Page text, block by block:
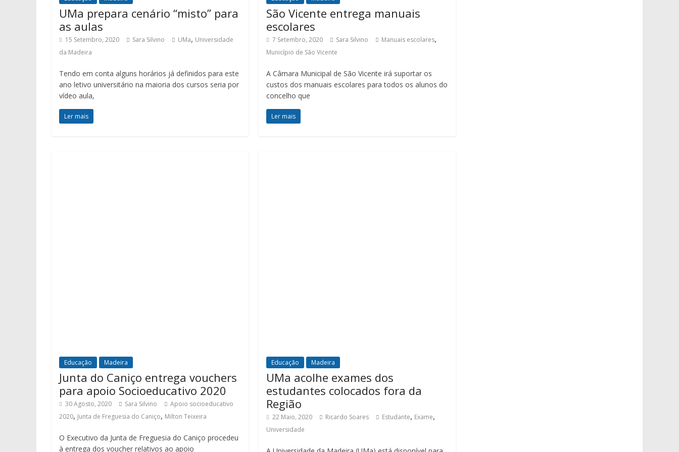
UMa prepara cenário “misto” para
as aulas
15 Setembro, 2020 Sara Silvino UMa, Universidade
da Madeira
Tendo em conta alguns horários já definidos para este
ano letivo universitário na maioria dos cursos seria por
vídeo aula,
Ler mais
São Vicente entrega manuais
escolares
7 Setembro, 2020 Sara Silvino Manuais escolares,
Município de São Vicente
A Câmara Municipal de São Vicente irá suportar os
custos dos manuais escolares para todos os alunos do
concelho que
Ler mais
Educação Madeira
Junta do Caniço entrega vouchers
para apoio Socioeducativo 2020
30 Agosto, 2020 Sara Silvino
Apoio socioeducativo
2020, Junta de Freguesia do Caniço, Milton Teixeira
O Executivo da Junta de Freguesia do Caniço procedeu
à entrega dos voucher relativos ao apoio
Educação Madeira
UMa acolhe exames dos
estudantes colocados fora da
Região
22 Maio, 2020 Ricardo Soares Estudante, Exame,
Universidade